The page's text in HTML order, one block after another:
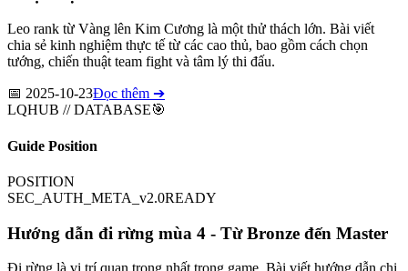
Leo rank từ Vàng lên Kim Cương là một thử thách lớn. Bài viết
chia sẻ kinh nghiệm thực tế từ các cao thủ, bao gồm cách chọn
tướng, chiến thuật team fight và tâm lý thi đấu.
📅 2025-10-23Đọc thêm ➔
LQHUB // DATABASE🎯
Guide Position
POSITION
SEC_AUTH_META_v2.0READY
Hướng dẫn đi rừng mùa 4 - Từ Bronze đến Master